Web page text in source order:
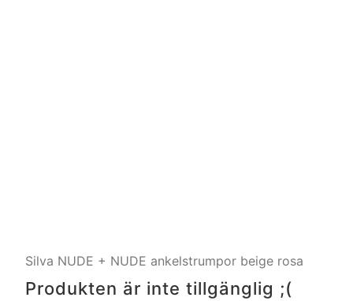
Silva NUDE + NUDE ankelstrumpor beige rosa
Produkten är inte tillgänglig ;(